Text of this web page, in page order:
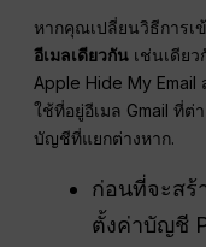
หากคุณเปลี่ยนวิธีการเ
อีเมลเดียวกัน เช่นเดีย
Apple Hide My Email
ใช้ที่อยู่อีเมล Gmail ที่ต่
บัญชีที่แยกต่างหาก.
ก่อนที่จะสร้
ตั้งค่าบัญชี